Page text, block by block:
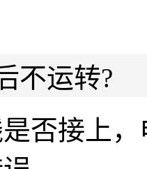
不运转?
否接上，